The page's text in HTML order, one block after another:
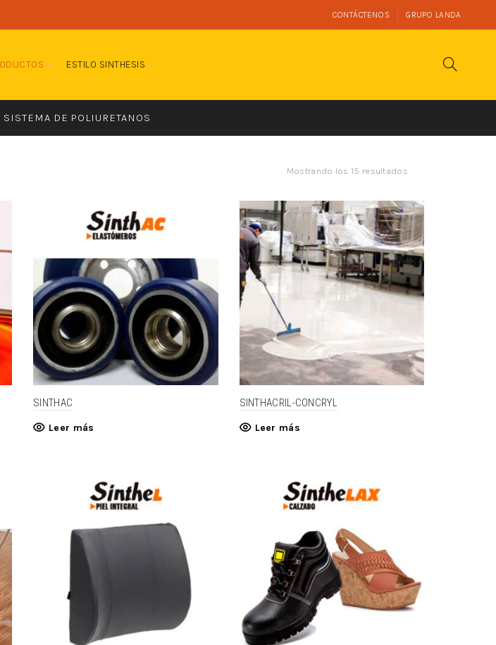
CONTÁCTENOS GRUPO LANDA
ESTILO SINTHESIS
SISTEMA DE POLIURETANOS
Mostrando los 15 resultados
SINTHAC
Leer más
SINTHACRIL-CONCRYL
Leer más